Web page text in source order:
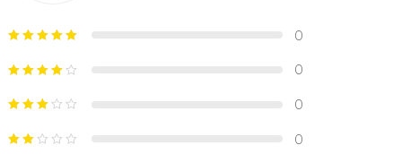
0
0
0
0